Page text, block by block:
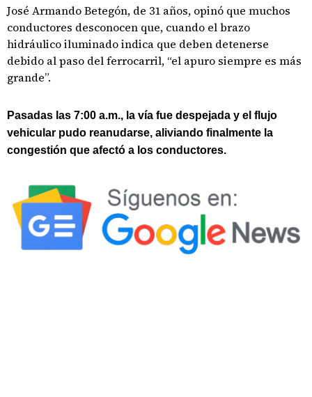
José Armando Betegón, de 31 años, opinó que muchos
conductores desconocen que, cuando el brazo
hidráulico iluminado indica que deben detenerse
debido al paso del ferrocarril, “el apuro siempre es más
grande”.
Pasadas las 7:00 a.m., la vía fue despejada y el flujo
vehicular pudo reanudarse, aliviando finalmente la
congestión que afectó a los conductores.